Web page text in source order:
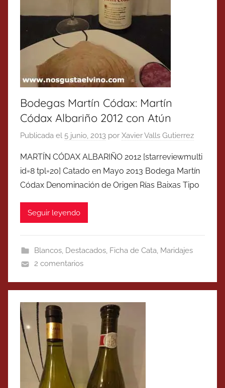
Bodegas Martín Códax: Martín
Códax Albariño 2012 con Atún
Publicada el 5 junio, 2013 por Xavier Valls Gutierrez
MARTÍN CÓDAX ALBARIÑO 2012 [starreviewmulti
id=8 tpl=20] Catado en Mayo 2013 Bodega Martín
Códax Denominación de Origen Rías Baixas Tipo
Seguir leyendo
Blancos, Destacados, Ficha de Cata, Maridajes
2 comentarios